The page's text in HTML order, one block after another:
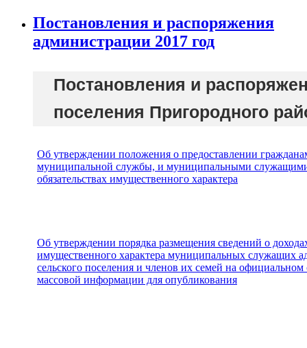
Постановления и распоряжения
администрации 2017 год
Постановления и
поселения Пригородного
Об утверждении положения о предоставлении
муниципальной службы, и муниципальными служащими
обязательствах имущественного характера
Об утверждении порядка размещения сведений о
имущественного характера муниципальных служащих
сельского поселения и членов их семей на
массовой информации для опубликования